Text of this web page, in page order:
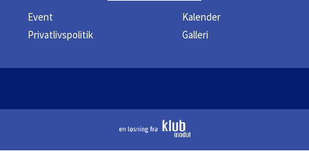
Event
Kalender
Privatlivspolitik
Galleri